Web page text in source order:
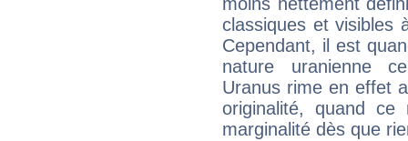
classiques et visibles
Cependant, il est
nature uranienne
Uranus rime en effet
originalité, quand ce
marginalité dès que